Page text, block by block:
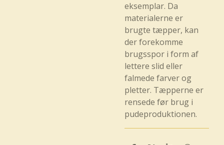
eksemplar. Da
materialerne er
brugte tæpper, kan
der forekomme
brugsspor i form af
lettere slid eller
falmede farver og
pletter. Tæpperne er
rensede før brug i
pudeproduktionen.